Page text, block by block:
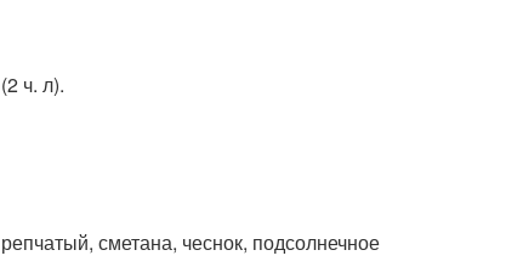
ч. л).
сметана, чеснок, подсолнечное